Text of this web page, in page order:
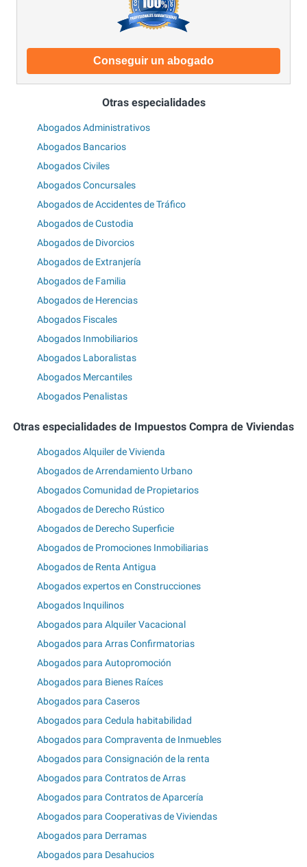
Conseguir un abogado
Otras especialidades
Abogados Administrativos
Abogados Bancarios
Abogados Civiles
Abogados Concursales
Abogados de Accidentes de Tráfico
Abogados de Custodia
Abogados de Divorcios
Abogados de Extranjería
Abogados de Familia
Abogados de Herencias
Abogados Fiscales
Abogados Inmobiliarios
Abogados Laboralistas
Abogados Mercantiles
Abogados Penalistas
Otras especialidades de Impuestos Compra de Viviendas
Abogados Alquiler de Vivienda
Abogados de Arrendamiento Urbano
Abogados Comunidad de Propietarios
Abogados de Derecho Rústico
Abogados de Derecho Superficie
Abogados de Promociones Inmobiliarias
Abogados de Renta Antigua
Abogados expertos en Construcciones
Abogados Inquilinos
Abogados para Alquiler Vacacional
Abogados para Arras Confirmatorias
Abogados para Autopromoción
Abogados para Bienes Raíces
Abogados para Caseros
Abogados para Cedula habitabilidad
Abogados para Compraventa de Inmuebles
Abogados para Consignación de la renta
Abogados para Contratos de Arras
Abogados para Contratos de Aparcería
Abogados para Cooperativas de Viviendas
Abogados para Derramas
Abogados para Desahucios